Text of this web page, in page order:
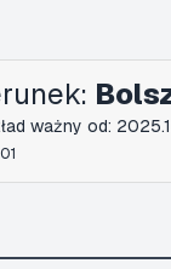
ważny od: